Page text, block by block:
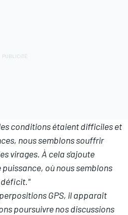
conditions étaient difficiles et
nous semblons souffrir
virages. À cela s'ajoute
où nous semblons
déficit."
GPS, il apparaît
poursuivre nos discussions